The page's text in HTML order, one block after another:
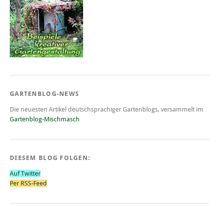
GARTENBLOG-NEWS
Die neuesten Artikel deutschsprachiger Gartenblogs, versammelt im
Gartenblog-Mischmasch
DIESEM BLOG FOLGEN:
Auf Twitter
Per RSS-Feed